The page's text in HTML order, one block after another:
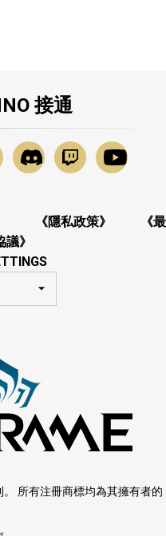
接通
《隱私政策》
《最
》
所有注冊商標均為其擁有者的